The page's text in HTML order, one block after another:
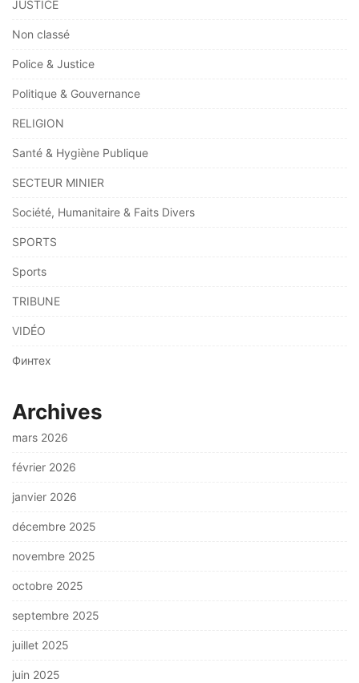
JUSTICE
Non classé
Police & Justice
Politique & Gouvernance
RELIGION
Santé & Hygiène Publique
SECTEUR MINIER
Société, Humanitaire & Faits Divers
SPORTS
Sports
TRIBUNE
VIDÉO
Финтех
Archives
mars 2026
février 2026
janvier 2026
décembre 2025
novembre 2025
octobre 2025
septembre 2025
juillet 2025
juin 2025